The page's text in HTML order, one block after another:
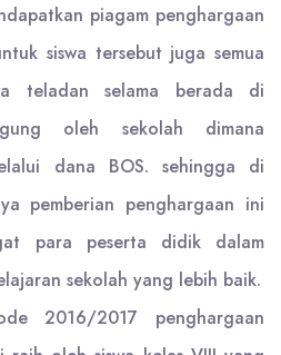
piagam penghargaan
siswa tersebut juga semua
teladan selama berada di
oleh sekolah dimana
dana BOS. sehingga di
pemberian penghargaan ini
para peserta didik dalam
sekolah yang lebih baik.
2016/2017 penghargaan